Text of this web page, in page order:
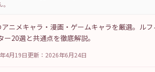
ニメキャラ・漫画・ゲームキャラを厳選。ル
ー20選と共通点を徹底解説。
4月19日更新： 2026年6月24日